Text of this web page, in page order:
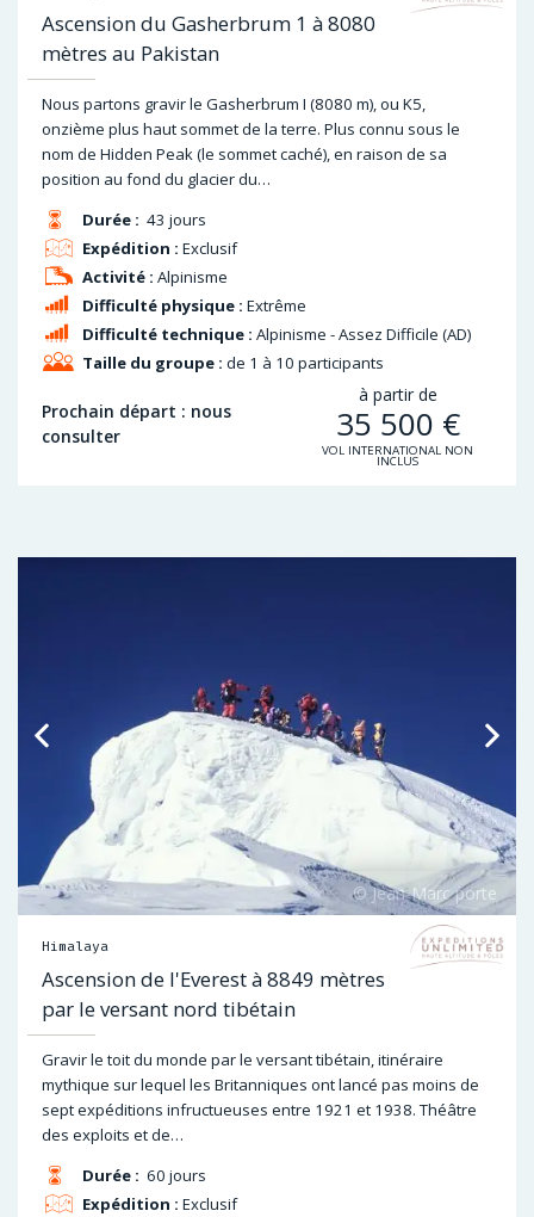
Ascension du Gasherbrum 1 à 8080
mètres au Pakistan
Nous partons gravir le Gasherbrum I (8080 m), ou K5,
onzième plus haut sommet de la terre. Plus connu sous le
nom de Hidden Peak (le sommet caché), en raison de sa
position au fond du glacier du…
Durée : 43 jours
Difficulté physique : Extrême
Expédition : Exclusif
Difficulté technique : Alpinisme - Assez Difficile (AD)
Activité : Alpinisme
Taille du groupe : de 1 à 10 participants
Prochain départ : nous
consulter
à partir de
35 500 €
VOL INTERNATIONAL NON
INCLUS
Himalaya
Ascension de l'Everest à 8849 mètres
par le versant nord tibétain
Gravir le toit du monde par le versant tibétain, itinéraire
mythique sur lequel les Britanniques ont lancé pas moins de
sept expéditions infructueuses entre 1921 et 1938. Théâtre
des exploits et de…
Durée : 60 jours
Expédition : Exclusif